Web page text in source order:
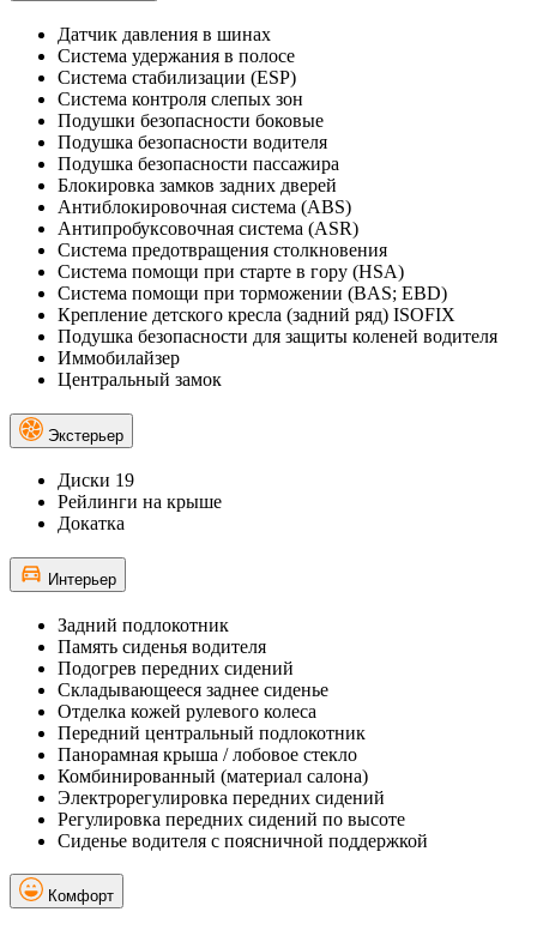
Датчик давления в шинах
Система удержания в полосе
Система стабилизации (ESP)
Система контроля слепых зон
Подушки безопасности боковые
Подушка безопасности водителя
Подушка безопасности пассажира
Блокировка замков задних дверей
Антиблокировочная система (ABS)
Антипробуксовочная система (ASR)
Система предотвращения столкновения
Система помощи при старте в гору (HSA)
Система помощи при торможении (BAS; EBD)
Крепление детского кресла (задний ряд) ISOFIX
Подушка безопасности для защиты коленей водителя
Иммобилайзер
Центральный замок
Экстерьер
Диски 19
Рейлинги на крыше
Докатка
Интерьер
Задний подлокотник
Память сиденья водителя
Подогрев передних сидений
Складывающееся заднее сиденье
Отделка кожей рулевого колеса
Передний центральный подлокотник
Панорамная крыша / лобовое стекло
Комбинированный (материал салона)
Электрорегулировка передних сидений
Регулировка передних сидений по высоте
Сиденье водителя с поясничной поддержкой
Комфорт